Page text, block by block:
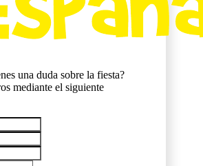
una duda sobre la fiesta?
mediante el siguiente